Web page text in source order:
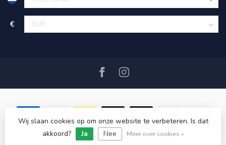
€
© Copyright 2026 SAIL360 watersport and boat equipment
Wij slaan cookies op om onze website te verbeteren. Is dat
akkoord?
Ja Nee Meer over cookies »